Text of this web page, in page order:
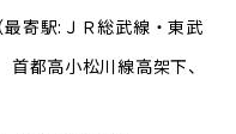
寄駅:ＪＲ総武線・東武
都高小松川線高架下、